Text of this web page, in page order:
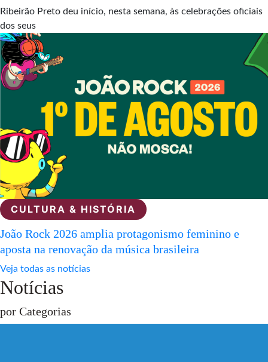
Ribeirão Preto deu início, nesta semana, às celebrações oficiais
dos seus
CULTURA & HISTÓRIA
João Rock 2026 amplia protagonismo feminino e
aposta na renovação da música brasileira
Veja todas as notícias
Notícias
por Categorias